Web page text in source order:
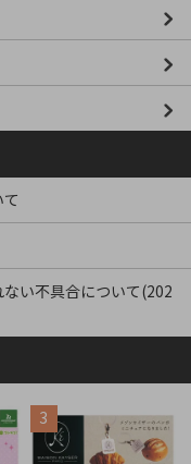
ない不具合について(202
3